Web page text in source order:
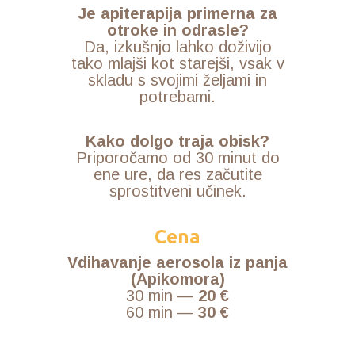
Je apiterapija primerna za
otroke in odrasle?
Da, izkušnjo lahko doživijo
tako mlajši kot starejši, vsak v
skladu s svojimi željami in
potrebami.
Kako dolgo traja obisk?
Priporočamo od 30 minut do
ene ure, da res začutite
sprostitveni učinek.
Cena
Vdihavanje aerosola iz panja
(Apikomora)
30 min — 20 €
60 min — 30 €